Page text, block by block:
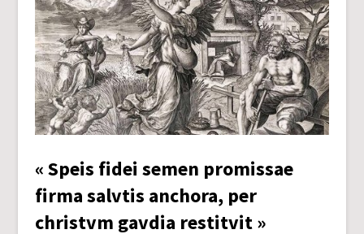
« Speis fidei semen promissae
firma salvtis anchora, per
christvm gavdia restitvit »